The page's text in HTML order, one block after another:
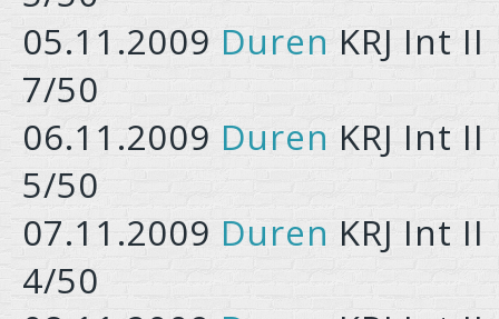
05.11.2009 Duren KRJ Int II
7/50
06.11.2009 Duren KRJ Int II
5/50
07.11.2009 Duren KRJ Int II
4/50